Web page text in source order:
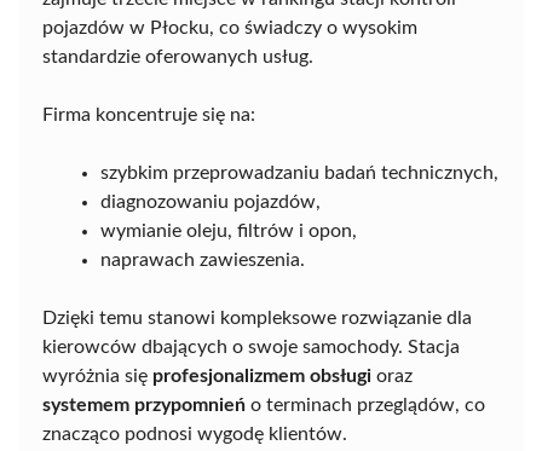
pojazdów w Płocku, co świadczy o wysokim
standardzie oferowanych usług.
Firma koncentruje się na:
szybkim przeprowadzaniu badań technicznych,
diagnozowaniu pojazdów,
wymianie oleju, filtrów i opon,
naprawach zawieszenia.
Dzięki temu stanowi kompleksowe rozwiązanie dla
kierowców dbających o swoje samochody. Stacja
wyróżnia się profesjonalizmem obsługi oraz
systemem przypomnień o terminach przeglądów, co
znacząco podnosi wygodę klientów.